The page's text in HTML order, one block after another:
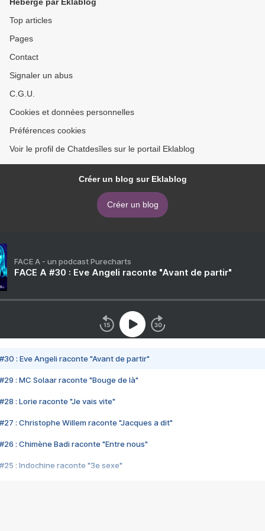
Top articles
Pages
Contact
Signaler un abus
C.G.U.
Cookies et données personnelles
Préférences cookies
Voir le profil de Chatdesîles sur le portail Eklablog
Créer un blog sur Eklablog
Créer un blog
FACE A - un podcast Purecharts
FACE A #30 : Eve Angeli raconte "Avant de partir"
#30 : Eve Angeli raconte "Avant de partir"
#29 : MC Solaar raconte "Bouge de là"
#28 : Lorie raconte "Je vais vite"
#27 : Christophe Willem raconte "Jacques a dit"
#26 : Chimène Badi raconte "Entre nous"
#25 : Indochine raconte "3e sexe"